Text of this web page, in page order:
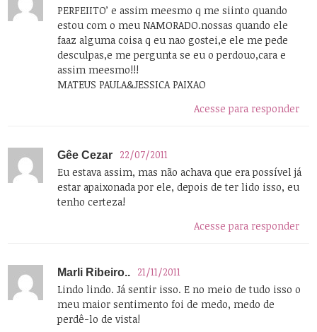
PERFEIITO’ e assim meesmo q me siinto quando
estou com o meu NAMORADO.nossas quando ele
faaz alguma coisa q eu nao gostei,e ele me pede
desculpas,e me pergunta se eu o perdouo,cara e
assim meesmo!!!
MATEUS PAULA&JESSICA PAIXAO
Acesse para responder
Gêe Cezar
22/07/2011
Eu estava assim, mas não achava que era possível já
estar apaixonada por ele, depois de ter lido isso, eu
tenho certeza!
Acesse para responder
Marli Ribeiro..
21/11/2011
Lindo lindo. Já sentir isso. E no meio de tudo isso o
meu maior sentimento foi de medo, medo de
perdê-lo de vista!